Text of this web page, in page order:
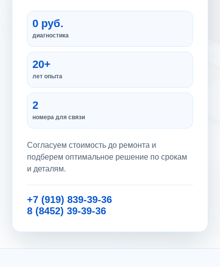
0 руб.
диагностика
20+
лет опыта
2
номера для связи
Согласуем стоимость до ремонта и
подберем оптимальное решение по срокам
и деталям.
+7 (919) 839-39-36
8 (8452) 39-39-36